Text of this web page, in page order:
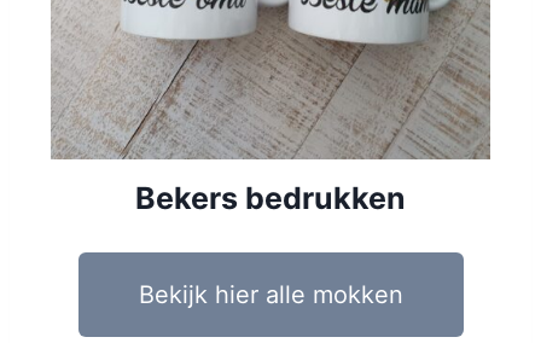
Bekers bedrukken
Bekijk hier alle mokken